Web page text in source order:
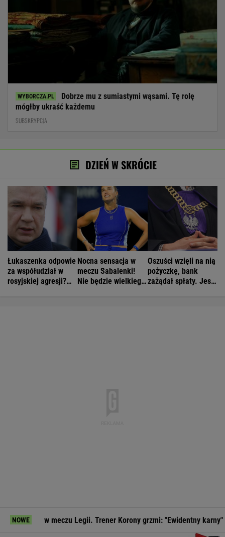
Dobrze mu z sumiastymi wąsami. Tę rolę
mógłby ukraść każdemu
SUBSKRYPCJA
DZIEŃ W SKRÓCIE
Łukaszenka odpowie
za współudział w
rosyjskiej agresji?
Nocna sensacja w
meczu Sabalenki!
Nie będzie wielkiego
Oszuści wzięli na nią
pożyczkę, bank
zażądał spłaty. Jest
NOWE
Legii. Trener Korony grzmi: "Ewidentny karny"